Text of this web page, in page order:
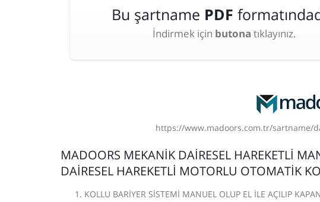
Bu şartname PDF
İndirmek için butona tıklayınız.
https://www.madoors.com.tr/sartname/
MADOORS MEKANİK DAİRESEL HAREKETLİ
DAİRESEL HAREKETLİ MOTORLU OTOMATİK
KOLLU BARİYER SİSTEMİ MANUEL OLUP EL İLE AÇILIP